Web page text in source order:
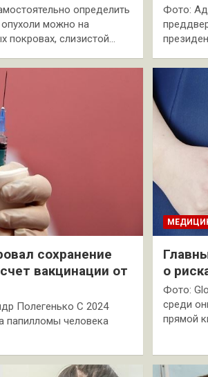
определить
опухоли можно на
покровах, слизистой…
Фото:
сохранение
вакцинации от
Полегенько С 2024
папилломы человека
о
Фото:
среди
прямой